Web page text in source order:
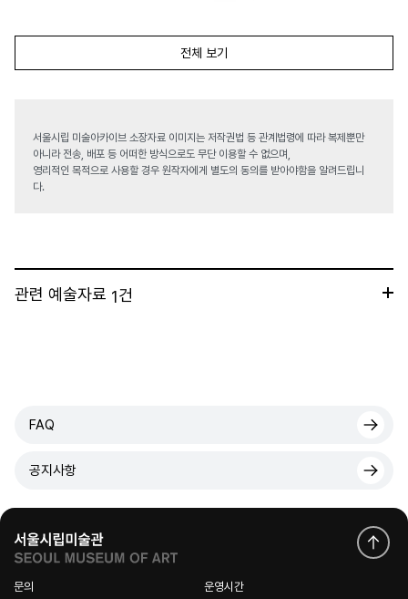
전체 보기
서울시립 미술아카이브 소장자료 이미지는 저작권법 등 관계법령에 따라 복제뿐만
아니라 전송, 배포 등 어떠한 방식으로도 무단 이용할 수 없으며,
영리적인 목적으로 사용할 경우 원작자에게 별도의 동의를 받아야함을 알려드립니
다.
관련 예술자료 1건
FAQ
공지사항
문의 운영시간